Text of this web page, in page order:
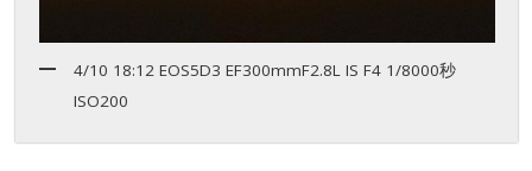
4/10 18:12 EOS5D3 EF300mmF2.8L IS F4 1/8000秒
ISO200